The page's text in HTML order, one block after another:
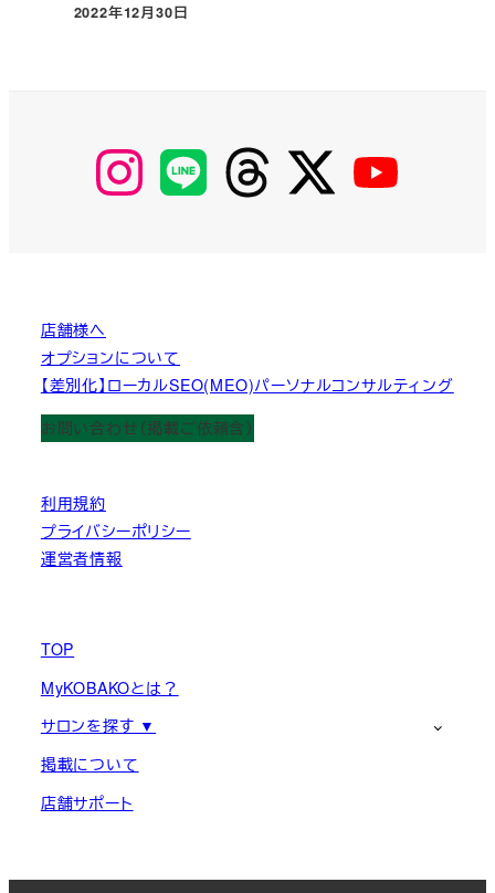
投稿日
2022年12月30日
【Instagram】
MyKOBAKO
【LINE】 【threads】 【Twitter】
店舗様へ
オプションについて
【差別化】ローカルSEO(MEO)パーソナルコンサルティング
お問い合わせ（掲載ご依頼含）
利用規約
プライバシーポリシー
運営者情報
TOP
MyKOBAKOとは？
サロンを探す ▼
掲載について
店舗サポート